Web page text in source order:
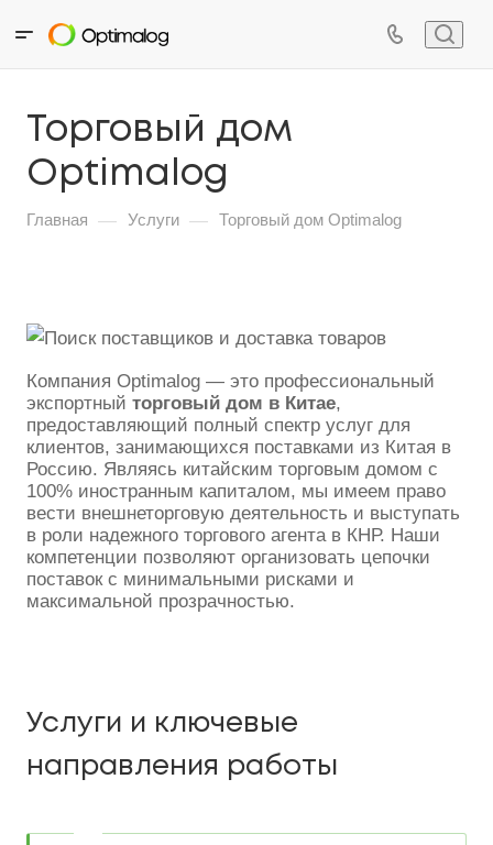
Торговый дом
Optimalog
Главная — Услуги — Торговый дом Optimalog
Компания Optimalog — это профессиональный
экспортный торговый дом в Китае,
предоставляющий полный спектр услуг для
клиентов, занимающихся поставками из Китая в
Россию. Являясь китайским торговым домом с
100% иностранным капиталом, мы имеем право
вести внешнеторговую деятельность и выступать
в роли надежного торгового агента в КНР. Наши
компетенции позволяют организовать цепочки
поставок с минимальными рисками и
максимальной прозрачностью.
Услуги и ключевые
направления работы